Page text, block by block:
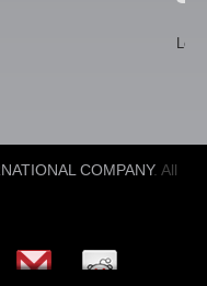
COMPANY. All